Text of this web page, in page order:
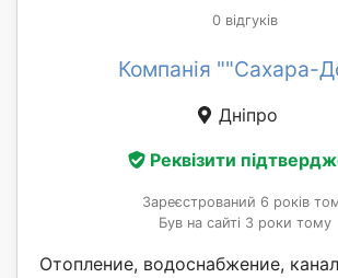
0 відгуків
Компанія ""Сахара-
Дніпро
Реквізити
Зареєстрований 6 років
Був на сайті 3 роки тому
Отопление, водоснабжение,